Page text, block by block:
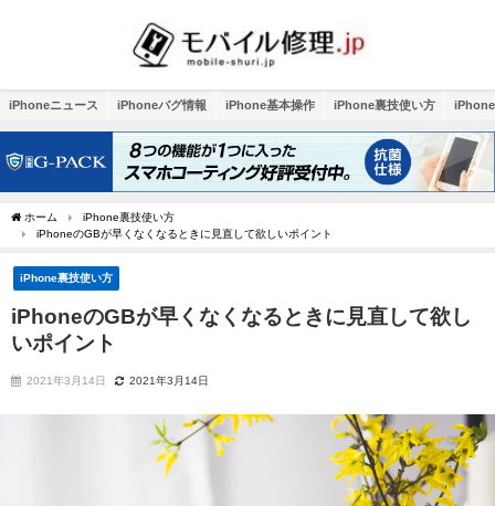
iPhoneニュース iPhoneバグ情報 iPhone基本操作 iPhone裏技使い方
ホーム
iPhone裏技使い方
iPhoneのGBが早くなくなるときに見直して欲しいポイント
iPhone裏技使い方
iPhoneのGBが早くなくなるときに見直して欲し
いポイント
2021年3月14日 2021年3月14日